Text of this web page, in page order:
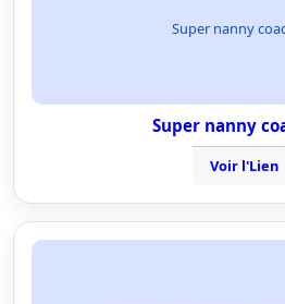
Super nanny
Super nanny
Voir l'Lien